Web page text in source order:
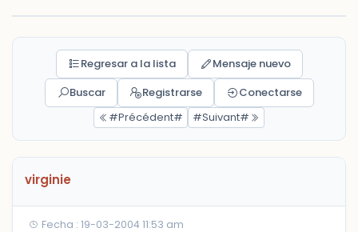
Regresar a la lista
Mensaje nuevo
Buscar
Registrarse
Conectarse
#Précédent#
#Suivant#
virginie
Fecha : 19-03-2004 11:53 am